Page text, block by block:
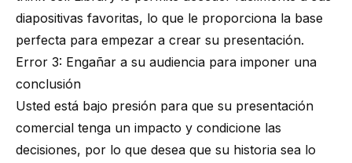
diapositivas favoritas, lo que le proporciona la base
perfecta para empezar a crear su presentación.
Error 3: Engañar a su audiencia para imponer una
conclusión
Usted está bajo presión para que su presentación
comercial tenga un impacto y condicione las
decisiones, por lo que desea que su historia sea lo